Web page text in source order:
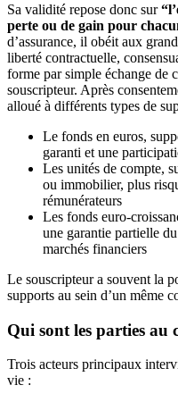
Sa validité repose donc sur
perte ou de gain pour
d’assurance, il obéit aux
liberté contractuelle,
forme par simple échange de
souscripteur. Après
alloué à différents types de
Le fonds en euros,
garanti et une
Les unités de compte,
ou immobilier, plus
rémunérateurs
Les fonds euro-
une garantie partielle
marchés financiers
Le souscripteur a souvent la
supports au sein d’un même
Qui sont les parties au
Trois acteurs principaux
vie :